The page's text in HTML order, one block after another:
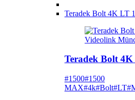
Teradek Bolt 4K LT
Teradek Bolt
#1500#1500
MAX#4k#Bolt#LT